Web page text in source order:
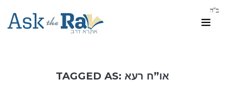
TAGGED AS: או”ח רעא